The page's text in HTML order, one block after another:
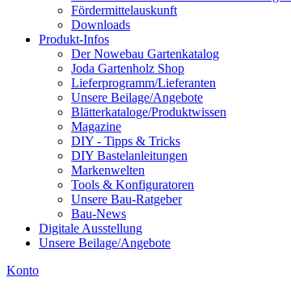
Fördermittelauskunft
Downloads
Produkt-Infos
Der Nowebau Gartenkatalog
Joda Gartenholz Shop
Lieferprogramm/Lieferanten
Unsere Beilage/Angebote
Blätterkataloge/Produktwissen
Magazine
DIY - Tipps & Tricks
DIY Bastelanleitungen
Markenwelten
Tools & Konfiguratoren
Unsere Bau-Ratgeber
Bau-News
Digitale Ausstellung
Unsere Beilage/Angebote
Konto